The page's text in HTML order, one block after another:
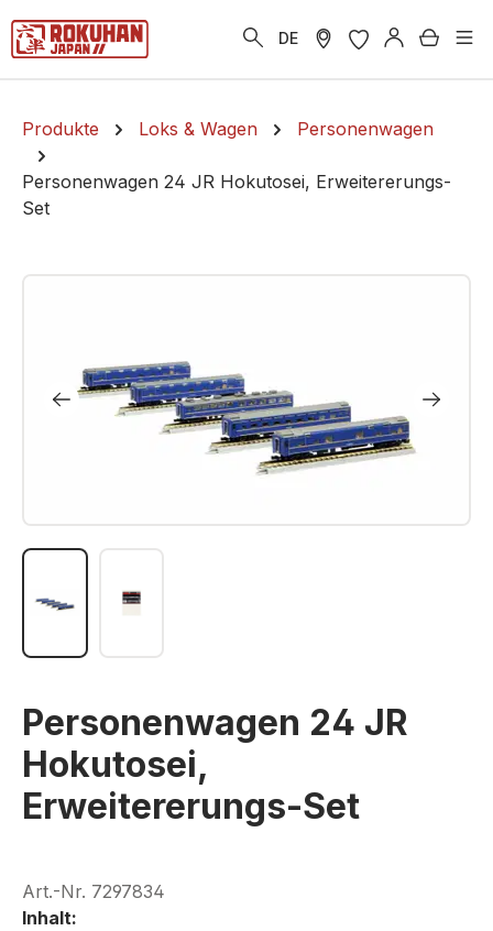
springen DE
Produkte Loks & Wagen Personenwagen
Personenwagen 24 JR Hokutosei, Erweitererungs-
Set
Bildergalerie überspringen
Personenwagen 24 JR
Hokutosei,
Erweitererungs-Set
Art.-Nr. 7297834
Inhalt: